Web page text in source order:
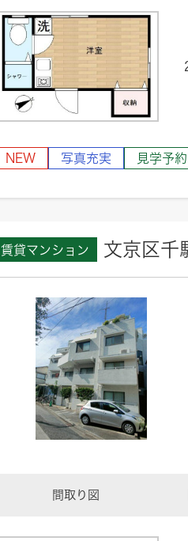
NEW 写真充実 見学予
賃貸マンション 文京区千
間取り図